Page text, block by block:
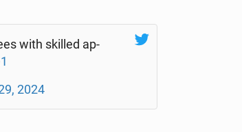
with skilled ap­
2024